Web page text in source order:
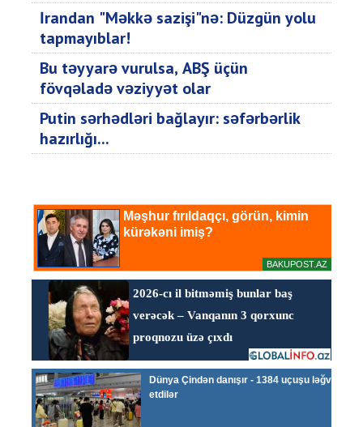
İrandan "Məkkə sazişi"nə: Düzgün yolu
tapmayıblar!
Bu təyyarə vurulsa, ABŞ üçün
fövqəladə vəziyyət olar
Putin sərhədləri bağlayır: səfərbərlik
hazırlığı...